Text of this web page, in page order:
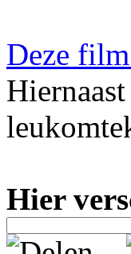
Deze
Hier